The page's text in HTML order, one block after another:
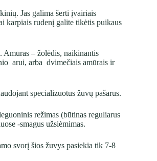
Jas galima šerti įvairiais
karpiais rudenį galite tikėtis puikaus
Amūras – žolėdis, naikinantis
arui, arba dvimečiais amūrais ir
specializuotus žuvų pašarus.
režimas (būtinas reguliarus
-smagus užsiėmimas.
svorį šios žuvys pasiekia tik 7-8